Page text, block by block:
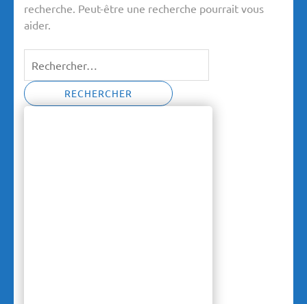
recherche. Peut-être une recherche pourrait vous
aider.